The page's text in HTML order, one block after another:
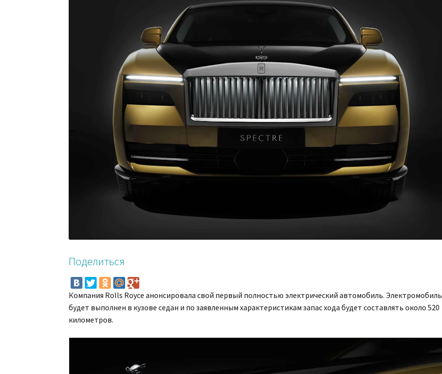
Поделиться
Компания Rolls Royce анонсировала свой первый полностью электрический автомобиль. Электромобиль
будет выполнен в кузове седан и по заявленным характеристикам запас хода будет составлять около 520
километров.